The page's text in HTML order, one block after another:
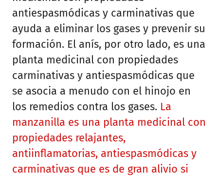
antiespasmódicas y carminativas que
ayuda a eliminar los gases y prevenir su
formación. El anís, por otro lado, es una
planta medicinal con propiedades
carminativas y antiespasmódicas que
se asocia a menudo con el hinojo en
los remedios contra los gases. La
manzanilla es una planta medicinal con
propiedades relajantes,
antiinflamatorias, antiespasmódicas y
carminativas que es de gran alivio si